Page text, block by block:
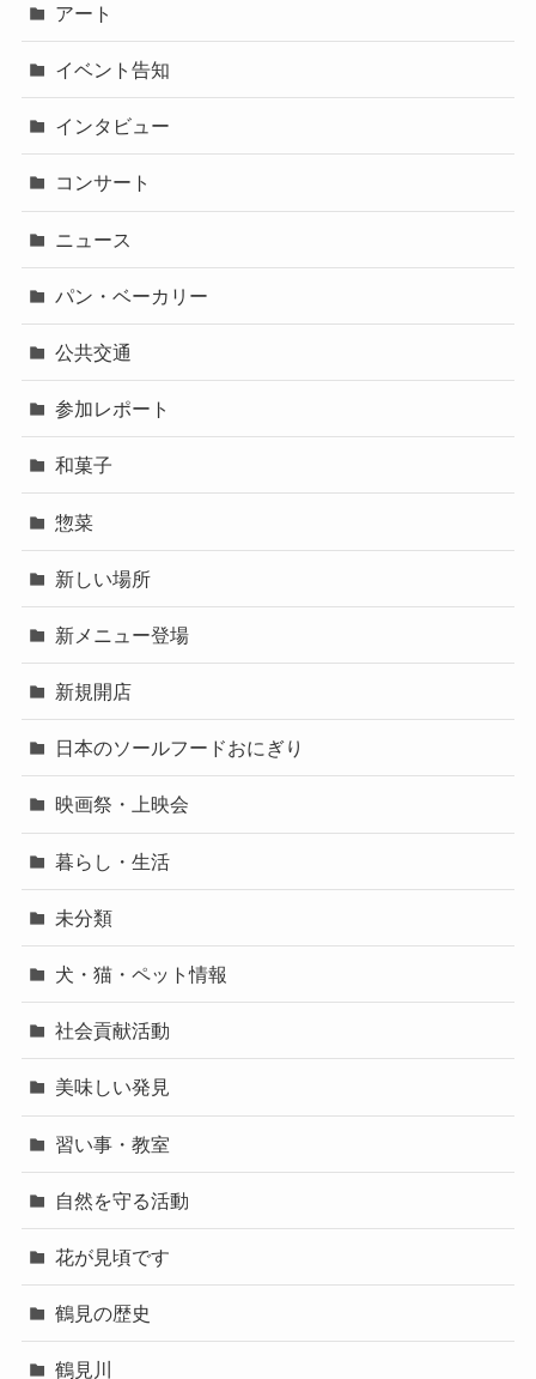
アート
イベント告知
インタビュー
コンサート
ニュース
パン・ベーカリー
公共交通
参加レポート
和菓子
惣菜
新しい場所
新メニュー登場
新規開店
日本のソールフードおにぎり
映画祭・上映会
暮らし・生活
未分類
犬・猫・ペット情報
社会貢献活動
美味しい発見
習い事・教室
自然を守る活動
花が見頃です
鶴見の歴史
鶴見川